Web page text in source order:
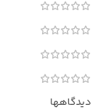
دیدگاهها